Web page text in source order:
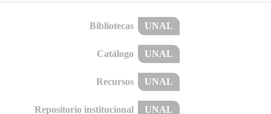
Bibliotecas UNAL
Catálogo UNAL
Recursos UNAL
Repositorio institucional UNAL